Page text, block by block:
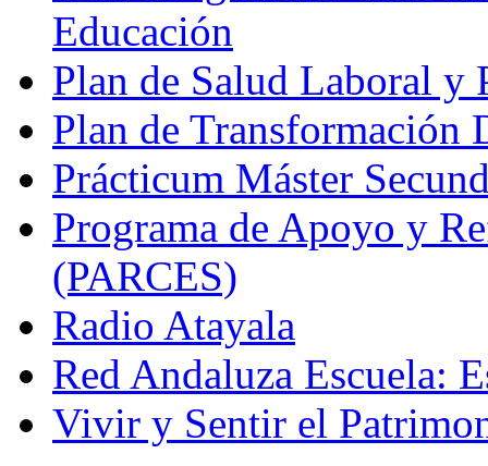
Educación
Plan de Salud Laboral y
Plan de Transformación
Prácticum Máster
Programa de Apoyo y
(PARCES)
Radio Atayala
Red Andaluza Escuela:
Vivir y Sentir el